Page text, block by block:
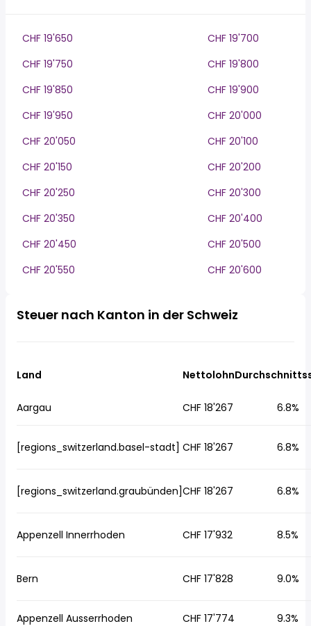
CHF 19'650
CHF 19'700
CHF 19'750
CHF 19'800
CHF 19'850
CHF 19'900
CHF 19'950
CHF 20'000
CHF 20'050
CHF 20'100
CHF 20'150
CHF 20'200
CHF 20'250
CHF 20'300
CHF 20'350
CHF 20'400
CHF 20'450
CHF 20'500
CHF 20'550
CHF 20'600
Steuer nach Kanton in der Schweiz
Land Nettolohn
Aargau CHF 18'267 6.8%
[regions_switzerland.basel-stadt] CHF 18'267 6.8%
[regions_switzerland.graubünden]CHF 18'267 6.8%
Appenzell Innerrhoden CHF 17'932 8.5%
Bern CHF 17'828 9.0%
Appenzell Ausserrhoden CHF 17'774 9.3%